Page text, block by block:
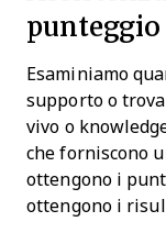
Esaminiamo
supporto o
vivo o
che forniscono
ottengono i
ottengono i